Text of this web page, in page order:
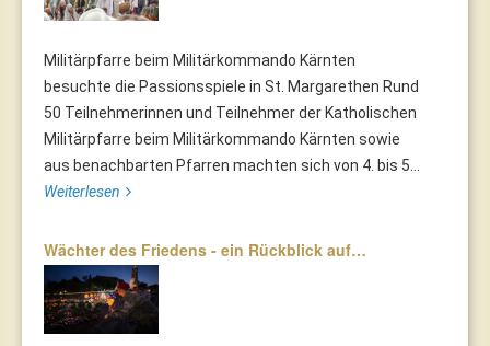
Militärpfarre beim Militärkommando Kärnten
besuchte die Passionsspiele in St. Margarethen Rund
50 Teilnehmerinnen und Teilnehmer der Katholischen
Militärpfarre beim Militärkommando Kärnten sowie
aus benachbarten Pfarren machten sich von 4. bis 5...
Weiterlesen
Wächter des Friedens - ein Rückblick auf…